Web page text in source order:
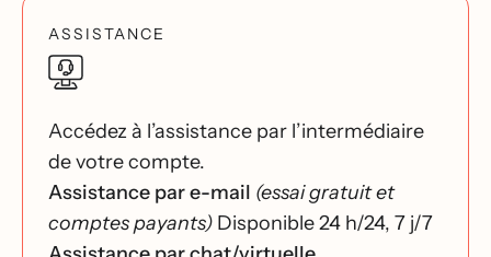
ASSISTANCE
Accédez à l’assistance par l’intermédiaire
de votre compte.
Assistance par e-mail (essai gratuit et
comptes payants) Disponible 24 h/24, 7 j/7